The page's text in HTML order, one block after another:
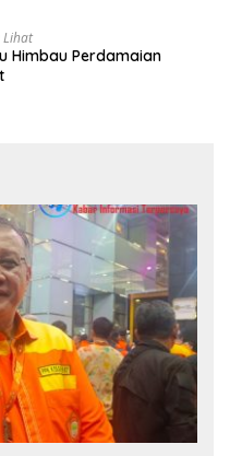
Lihat
Himbau Perdamaian